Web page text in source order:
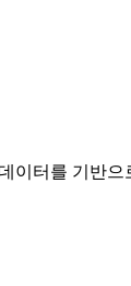
이터를 기반